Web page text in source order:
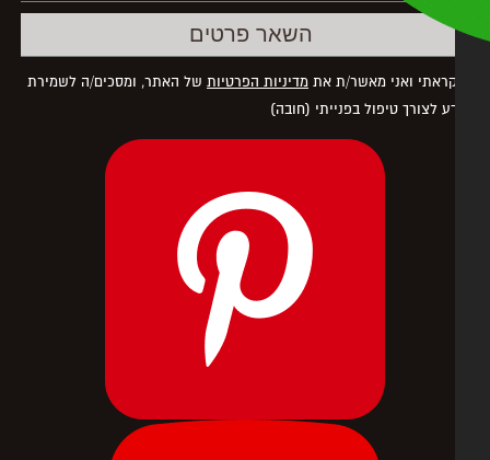
ואני מאשר/ת אתמדיניות הפרטיותשל האתר, ומסכים/ה לשמירת
לצורך טיפול בפנייתי (חובה)